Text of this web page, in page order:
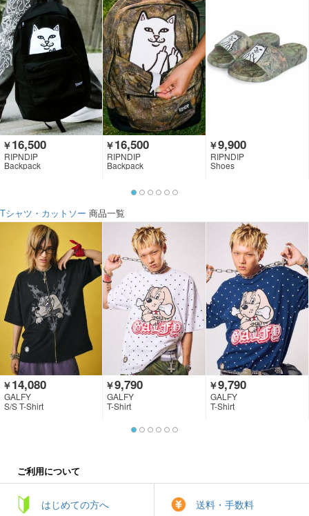
￥16,500
RIPNDIP
Backpack
￥16,500
RIPNDIP
Backpack
￥9,900
RIPNDIP
Shoes
Tシャツ・カットソー 商品一覧
￥14,080
GALFY
S/S T-Shirt
￥9,790
GALFY
T-Shirt
￥9,790
GALFY
T-Shirt
ご利用について
はじめての方へ 送料・手数料